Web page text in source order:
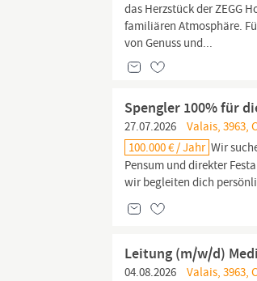
das Herzstück der ZEGG
familiären Atmosphäre.
von Genuss und...
Spengler 100% für
27.07.2026
Valais, 3963,
100.000 € / Jahr Wir
Pensum und direkter
wir begleiten dich
Leitung (m/w/d)
04.08.2026
Valais, 3963,